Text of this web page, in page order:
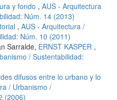
y fondo , AUS - Arquitectura
Núm. 14 (2013)
, AUS - Arquitectura /
Núm. 10 (2011)
Sarralde, ERNST KASPER ,
/ Sustentabilidad:
difusos entre lo urbano y lo
/ Urbanismo /
(2006)